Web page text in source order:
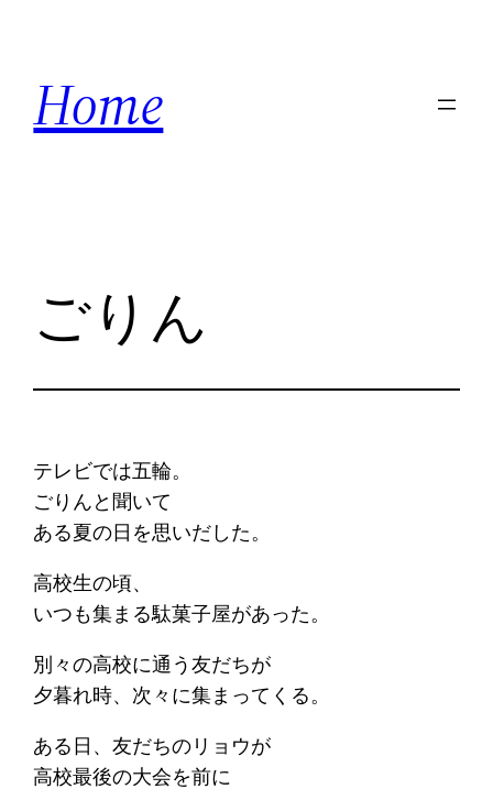
Home
ごりん
テレビでは五輪。
ごりんと聞いて
ある夏の日を思いだした。
高校生の頃、
いつも集まる駄菓子屋があった。
別々の高校に通う友だちが
夕暮れ時、次々に集まってくる。
ある日、友だちのリョウが
高校最後の大会を前に